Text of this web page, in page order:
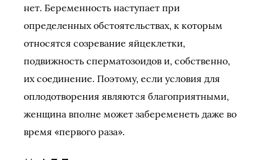
нет. Беременность наступает при
определенных обстоятельствах, к которым
относятся созревание яйцеклетки,
подвижность сперматозоидов и, собственно,
их соединение. Поэтому, если условия для
оплодотворения являются благоприятными,
женщина вполне может забеременеть даже во
время «первого раза».